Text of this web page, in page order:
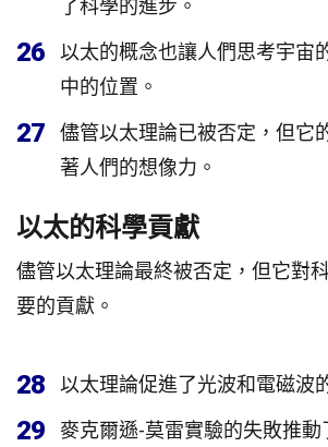
了科學的進步。
26
以太的概念也讓人們思考宇宙
中的位置。
27
儘管以太理論已被否定，但它
著人們的想像力。
以太的科學貢獻
儘管以太理論最終被否定，但它對
要的貢獻。
28 以太理論促進了光波和電磁波
29
麥克爾遜-莫雷實驗的失敗推動